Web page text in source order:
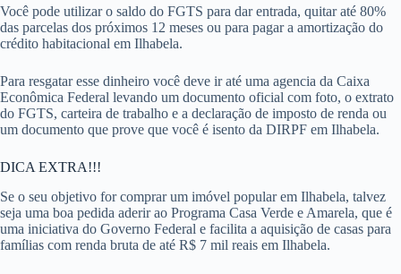
Você pode utilizar o saldo do FGTS para dar entrada, quitar até 80%
das parcelas dos próximos 12 meses ou para pagar a amortização do
crédito habitacional em Ilhabela.
Para resgatar esse dinheiro você deve ir até uma agencia da Caixa
Econômica Federal levando um documento oficial com foto, o extrato
do FGTS, carteira de trabalho e a declaração de imposto de renda ou
um documento que prove que você é isento da DIRPF em Ilhabela.
DICA EXTRA!!!
Se o seu objetivo for comprar um imóvel popular em Ilhabela, talvez
seja uma boa pedida aderir ao Programa Casa Verde e Amarela, que é
uma iniciativa do Governo Federal e facilita a aquisição de casas para
famílias com renda bruta de até R$ 7 mil reais em Ilhabela.